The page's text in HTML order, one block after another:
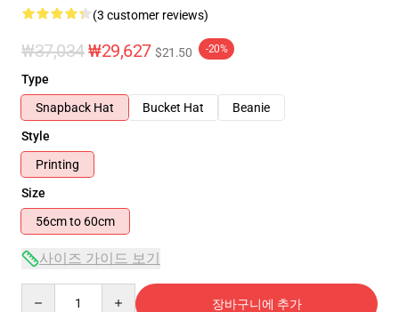
(3 customer reviews)
₩37,034₩29,627 $21.50 -20%
Type
Snapback Hat
Bucket Hat
Beanie
Style
Printing
Size
56cm to 60cm
사이즈 가이드 보기
장바구니에 추가